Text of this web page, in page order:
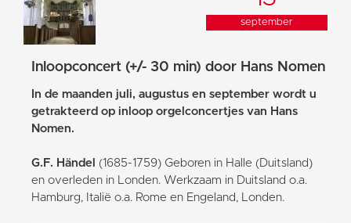
september
Inloopconcert (+/- 30 min) door Hans Nomen
In de maanden juli, augustus en september wordt u
getrakteerd op inloop orgelconcertjes van Hans
Nomen.
G.F. Händel
(1685-1759) Geboren in Halle (Duitsland)
en overleden in Londen. Werkzaam in Duitsland o.a.
Hamburg, Italië o.a. Rome en Engeland, Londen.